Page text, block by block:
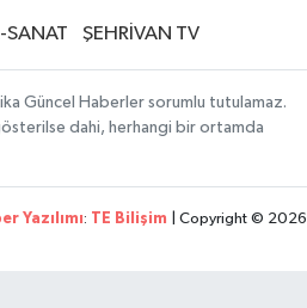
SANAT ŞEHRİVAN TV
Güncel Haberler sorumlu tutulamaz.
dahi, herhangi bir ortamda
Yazılımı: TE Bilişim | Copyright © 2026